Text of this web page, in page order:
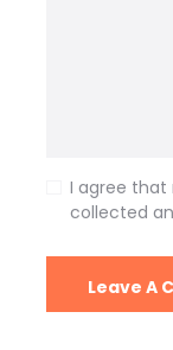
I agree
collected